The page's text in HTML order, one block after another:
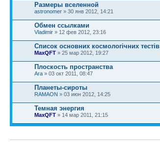
Размеры вселенной
astronomer » 30 янв 2012, 14:21
Обмен ссылками
Vladimir » 12 фев 2012, 23:16
Список основних космологічних тестів
MaxQFT » 25 мар 2012, 19:27
Плоскость пространства
Ara » 03 окт 2011, 08:47
Планеты-сироты
RAMAON » 03 июн 2012, 14:25
Темная энергия
MaxQFT » 14 мар 2011, 21:15